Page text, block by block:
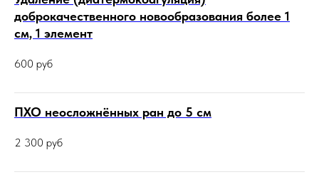
доброкачественного новообразования более 1
см, 1 элемент
600 руб
ПХО неосложнённых ран до 5 см
2 300 руб